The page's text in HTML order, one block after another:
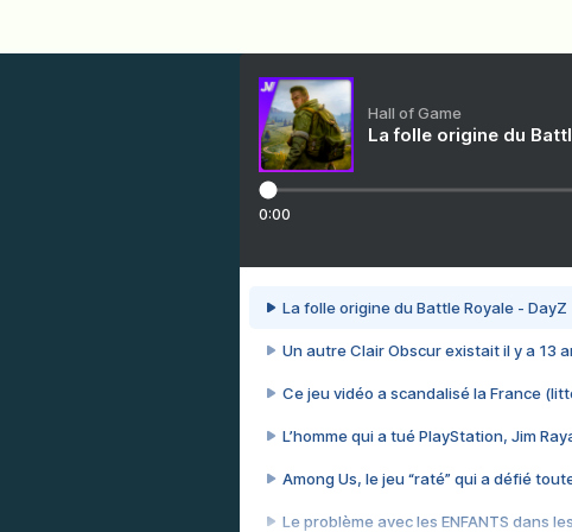
Hall of Game
La folle origine du
0:00
La folle origine du Battle Royale - DayZ
Un autre Clair Obscur existait il y a 13
Ce jeu vidéo a scandalisé la France
L’homme qui a tué PlayStation, Jim
Among Us, le jeu “raté” qui a défié
Le problème avec les ENFANTS dans